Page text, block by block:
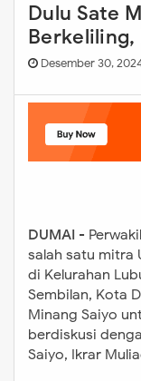
Dulu Sate
Berkeliling,
Menjadi
Desember 30,
DUMAI -
salah satu mitra
di Kelurahan
Sembilan, Kota
Minang Saiyo
berdiskusi
Saiyo, Ikrar